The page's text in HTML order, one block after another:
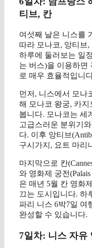
티브, 칸
여섯째 날은 니스를
따라 모나코, 앙티브
하루에 둘러보는 일
는 버스)을 이용하면
로 매우 효율적입니
먼저, 니스에서 모나
해 모나코 왕궁, 카지
봅니다. 모나코는 세
고급스러운 분위기
다. 이후 앙티브
구시가지, 요트 마리
마지막으로 칸
와 영화제 궁전
은 매년 5월 칸 영화
끄는 도시입니다. 하
파리 니스 6박7일 여
완성할 수 있습니다.
7일차: 니스 자유